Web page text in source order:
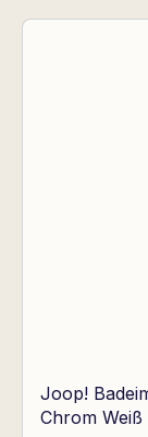
Joop!
Chrom Weiß